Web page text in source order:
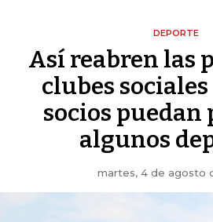
DEPORTE
Así reabren las
clubes
socios
algunos
martes, 4 de agosto